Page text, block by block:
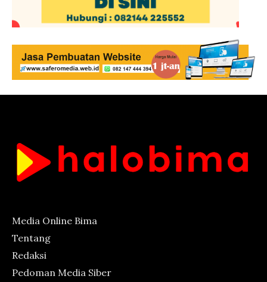
Media Online Bima
Tentang
Redaksi
Pedoman Media Siber